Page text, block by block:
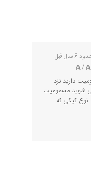
6 سال قبل
5
/
5
دارید نزد
شوید مسمومیت
نوع کپکی که